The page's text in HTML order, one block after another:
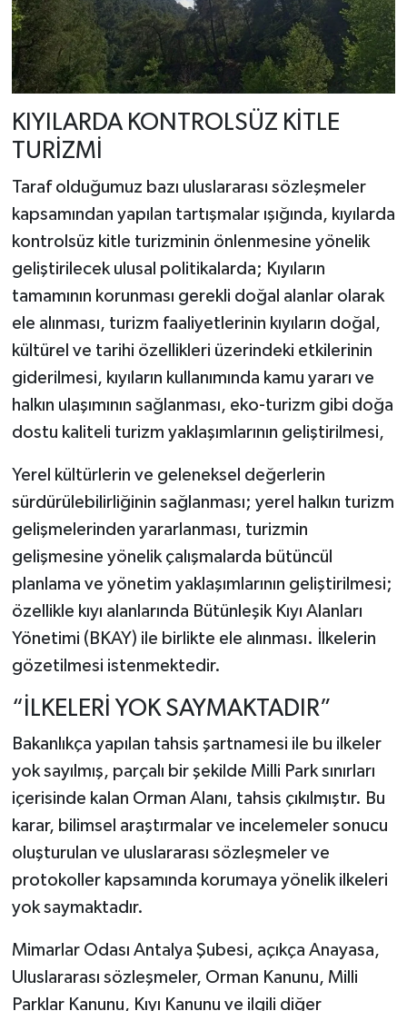
KIYILARDA KONTROLSÜZ KİTLE
TURİZMİ
Taraf olduğumuz bazı uluslararası sözleşmeler
kapsamından yapılan tartışmalar ışığında, kıyılarda
kontrolsüz kitle turizminin önlenmesine yönelik
geliştirilecek ulusal politikalarda; Kıyıların
tamamının korunması gerekli doğal alanlar olarak
ele alınması, turizm faaliyetlerinin kıyıların doğal,
kültürel ve tarihi özellikleri üzerindeki etkilerinin
giderilmesi, kıyıların kullanımında kamu yararı ve
halkın ulaşımının sağlanması, eko-turizm gibi doğa
dostu kaliteli turizm yaklaşımlarının geliştirilmesi,
Yerel kültürlerin ve geleneksel değerlerin
sürdürülebilirliğinin sağlanması; yerel halkın turizm
gelişmelerinden yararlanması, turizmin
gelişmesine yönelik çalışmalarda bütüncül
planlama ve yönetim yaklaşımlarının geliştirilmesi;
özellikle kıyı alanlarında Bütünleşik Kıyı Alanları
Yönetimi (BKAY) ile birlikte ele alınması. İlkelerin
gözetilmesi istenmektedir.
“İLKELERİ YOK SAYMAKTADIR”
Bakanlıkça yapılan tahsis şartnamesi ile bu ilkeler
yok sayılmış, parçalı bir şekilde Milli Park sınırları
içerisinde kalan Orman Alanı, tahsis çıkılmıştır. Bu
karar, bilimsel araştırmalar ve incelemeler sonucu
oluşturulan ve uluslararası sözleşmeler ve
protokoller kapsamında korumaya yönelik ilkeleri
yok saymaktadır.
Mimarlar Odası Antalya Şubesi, açıkça Anayasa,
Uluslararası sözleşmeler, Orman Kanunu, Milli
Parklar Kanunu, Kıyı Kanunu ve ilgili diğer